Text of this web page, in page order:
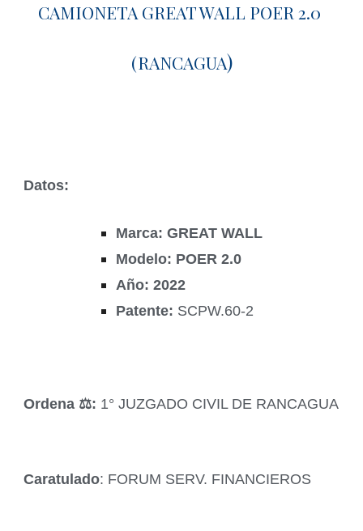
CAMIONETA GREAT WALL POER 2.0
(RANCAGUA)
Datos:
Marca: GREAT WALL
Modelo: POER 2.0
Año: 2022
Patente: SCPW.60-2
Ordena ‍⚖️: 1° JUZGADO CIVIL DE RANCAGUA
Caratulado: FORUM SERV. FINANCIEROS